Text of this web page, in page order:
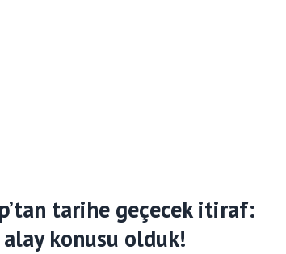
tarihe geçecek itiraf:
alay konusu olduk!